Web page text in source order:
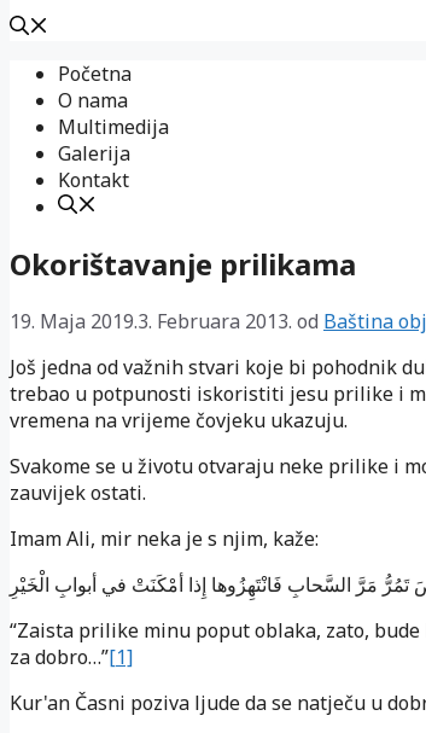
sadržaj
Početna
O nama
Multimedija
Galerija
Kontakt
Okorištavanje prilikama
19. Maja 2019.3. Februara 2013. od Baština
Još jedna od važnih stvari koje bi pohodnik
trebao u potpunosti iskoristiti jesu prilike i
vremena na vrijeme čovjeku ukazuju.
Svakome se u životu otvaraju neke prilike i
zauvijek ostati.
Imam Ali, mir neka je s njim, kaže:
“Zaista prilike minu poput oblaka, zato,
za dobro…”[1]
Kur'an Časni poziva ljude da se natječu u